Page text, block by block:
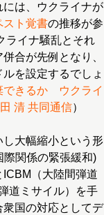
は、ウクライナが
スト覚書の推移が参
ライナ騒乱とそれ
合が先例となり、
を設定するでしょ
できるか ウクライ
清 共同通信）
大幅縮小という形
際関係の緊張緩和)
（大陸間弾道
道ミサイル）を手
国の対応としてデ